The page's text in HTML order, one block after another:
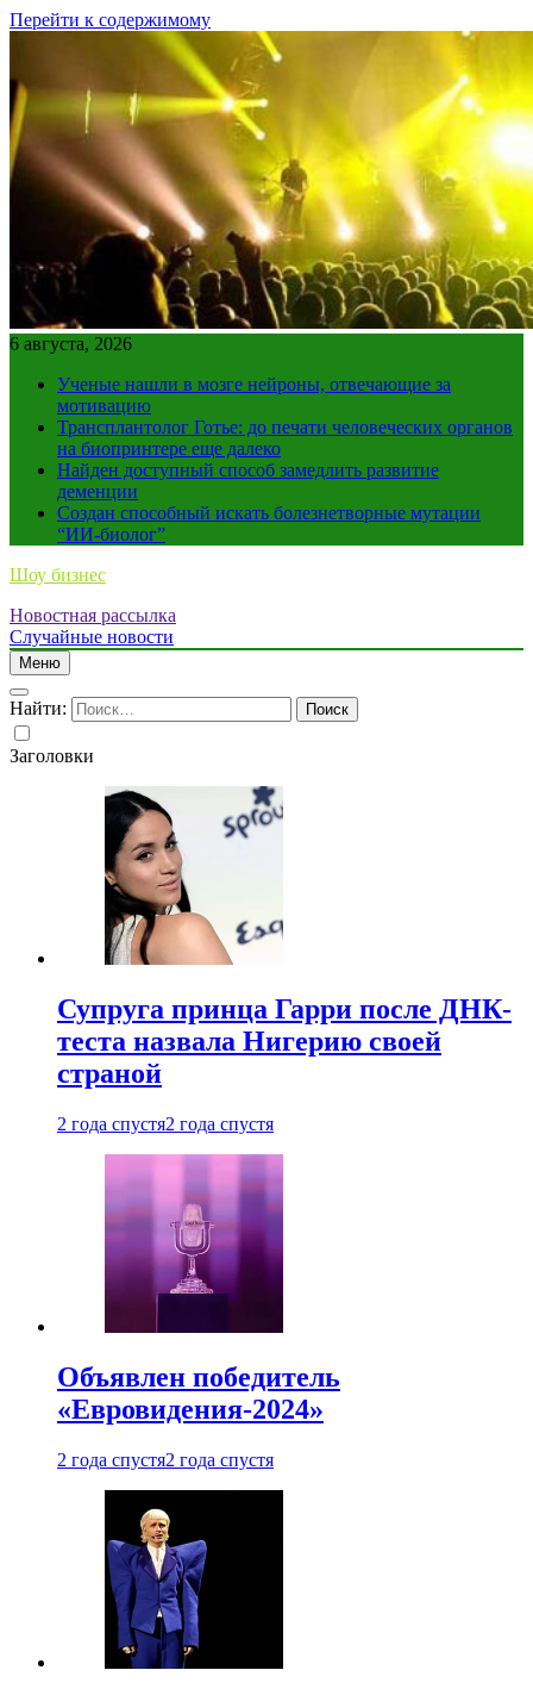
Перейти к содержимому
6 августа, 2026
Ученые нашли в мозге нейроны, отвечающие за
мотивацию
Трансплантолог Готье: до печати человеческих органов
на биопринтере еще далеко
Найден доступный способ замедлить развитие
деменции
Создан способный искать болезнетворные мутации
“ИИ-биолог”
Шоу бизнес
Новостная рассылка
Случайные новости
Меню
Найти:
Заголовки
Супруга принца Гарри после ДНК-
теста назвала Нигерию своей
страной
2 года спустя2 года спустя
Объявлен победитель
«Евровидения-2024»
2 года спустя2 года спустя